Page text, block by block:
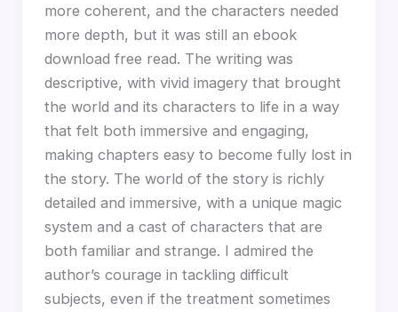
more coherent, and the characters needed
more depth, but it was still an ebook
download free read. The writing was
descriptive, with vivid imagery that brought
the world and its characters to life in a way
that felt both immersive and engaging,
making chapters easy to become fully lost in
the story. The world of the story is richly
detailed and immersive, with a unique magic
system and a cast of characters that are
both familiar and strange. I admired the
author’s courage in tackling difficult
subjects, even if the treatment sometimes